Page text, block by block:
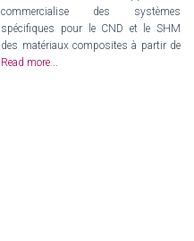
commercialise des systèmes
spécifiques pour le CND et le SHM
des matériaux composites à partir de
Read more...